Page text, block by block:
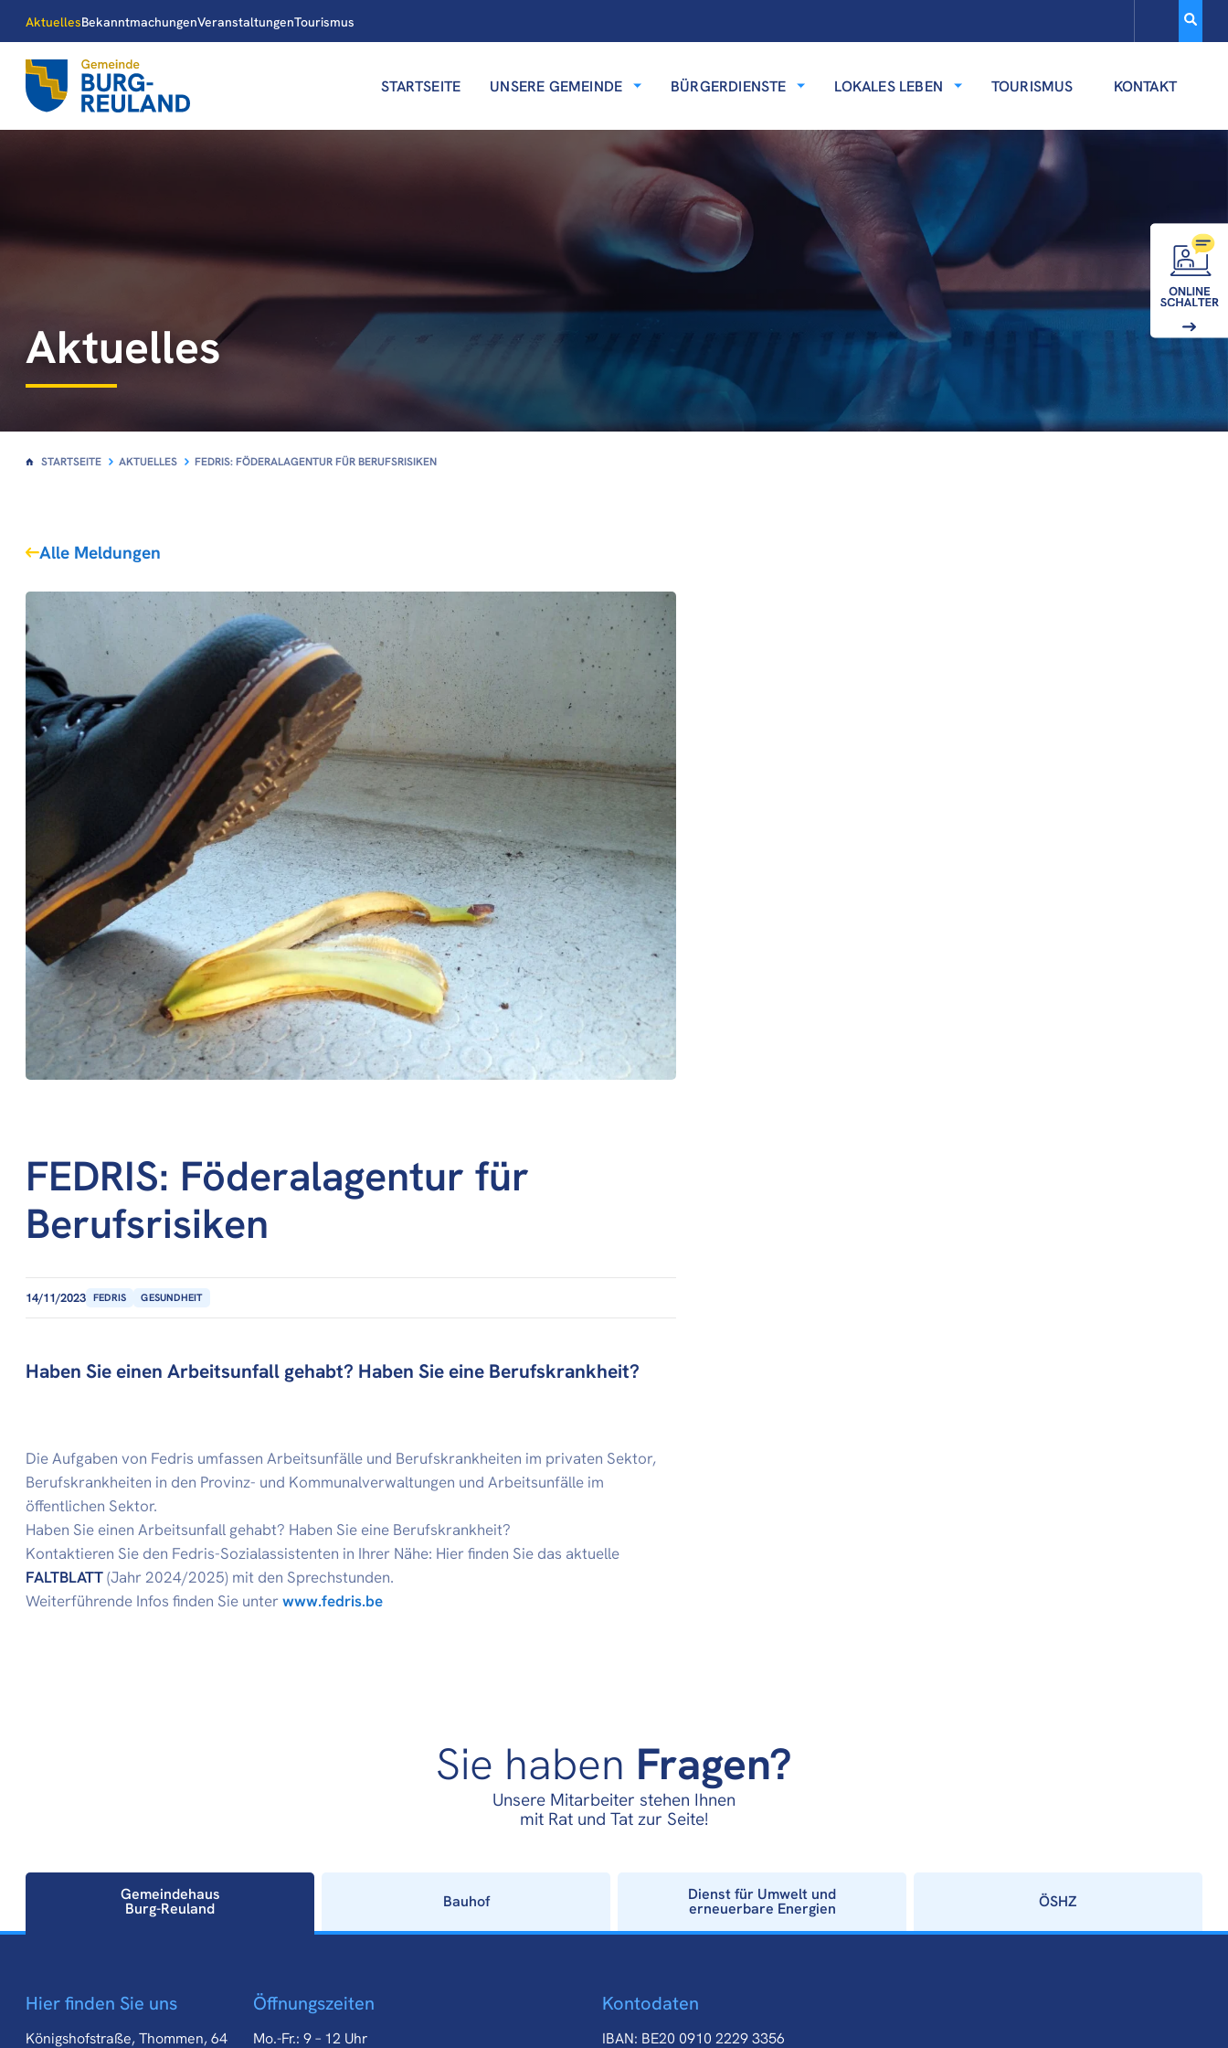
AktuellesBekanntmachungenVeranstaltungenTourismus
STARTSEITE UNSERE GEMEINDE BÜRGERDIENSTE LOKALES LEBEN TOURISMUS KONTAKT
Aktuelles
STARTSEITE AKTUELLES FEDRIS: FÖDERALAGENTUR FÜR BERUFSRISIKEN
Alle Meldungen
FEDRIS: Föderalagentur für
Berufsrisiken
14/11/2023 FEDRIS GESUNDHEIT
Haben Sie einen Arbeitsunfall gehabt? Haben Sie eine Berufskrankheit?
Die Aufgaben von Fedris umfassen Arbeitsunfälle und Berufskrankheiten im privaten Sektor,
Berufskrankheiten in den Provinz- und Kommunalverwaltungen und Arbeitsunfälle im
öffentlichen Sektor.
Haben Sie einen Arbeitsunfall gehabt? Haben Sie eine Berufskrankheit?
Kontaktieren Sie den Fedris-Sozialassistenten in Ihrer Nähe: Hier finden Sie das aktuelle
FALTBLATT(Jahr 2024/2025) mit den Sprechstunden.
Weiterführende Infos finden Sie unter www.fedris.be
Sie haben Fragen?
Unsere Mitarbeiter stehen Ihnen
mit Rat und Tat zur Seite!
Gemeindehaus
Burg-Reuland Bauhof Dienst für Umwelt und
erneuerbare Energien ÖSHZ
Gemeindehaus
Burg-Reuland
Hier finden Sie uns
Königshofstraße, Thommen, 64
Öffnungszeiten
Mo.-Fr.: 9 – 12 Uhr
Kontodaten
IBAN: BE20 0910 2229 3356